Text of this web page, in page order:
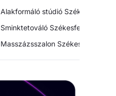
Alakformáló stúdió Székesfehérvár
Sminktetováló Székesfehérvár
Masszázsszalon Székesfehérvár